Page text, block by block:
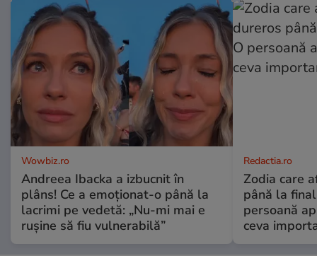
Wowbiz.ro
Andreea Ibacka a izbucnit în
plâns! Ce a emoționat-o până la
lacrimi pe vedetă: „Nu-mi mai e
rușine să fiu vulnerabilă”
Redactia.ro
Zodia care
până la
persoană
ceva